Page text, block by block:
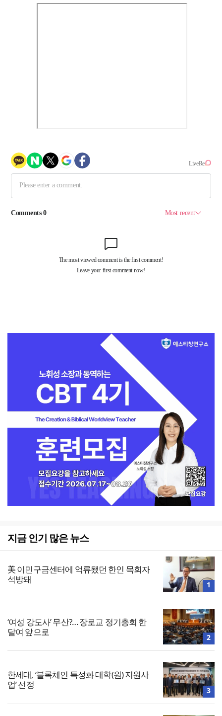
지금 인기 많은 뉴스
美 이민구금센터에 억류됐던 한인 목회자
석방돼
1
‘여성 강도사’ 무산?… 장로교 정기총회 한
달여 앞으로
2
한세대, ‘블록체인 특성화 대학(원) 지원사
업’ 선정
3